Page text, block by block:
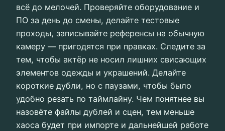
всё до мелочей. Проверяйте оборудование и
ПО за день до смены, делайте тестовые
проходы, записывайте референсы на обычную
камеру — пригодятся при правках. Следите за
тем, чтобы актёр не носил лишних свисающих
элементов одежды и украшений. Делайте
короткие дубли, но с паузами, чтобы было
удобно резать по таймлайну. Чем понятнее вы
назовёте файлы дублей и сцен, тем меньше
хаоса будет при импорте и дальнейшей работе